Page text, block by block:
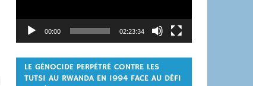
00:00 02:23:34
LE GÉNOCIDE PERPÉTRÉ CONTRE LES
TUTSI AU RWANDA EN 1994 FACE AU DÉFI